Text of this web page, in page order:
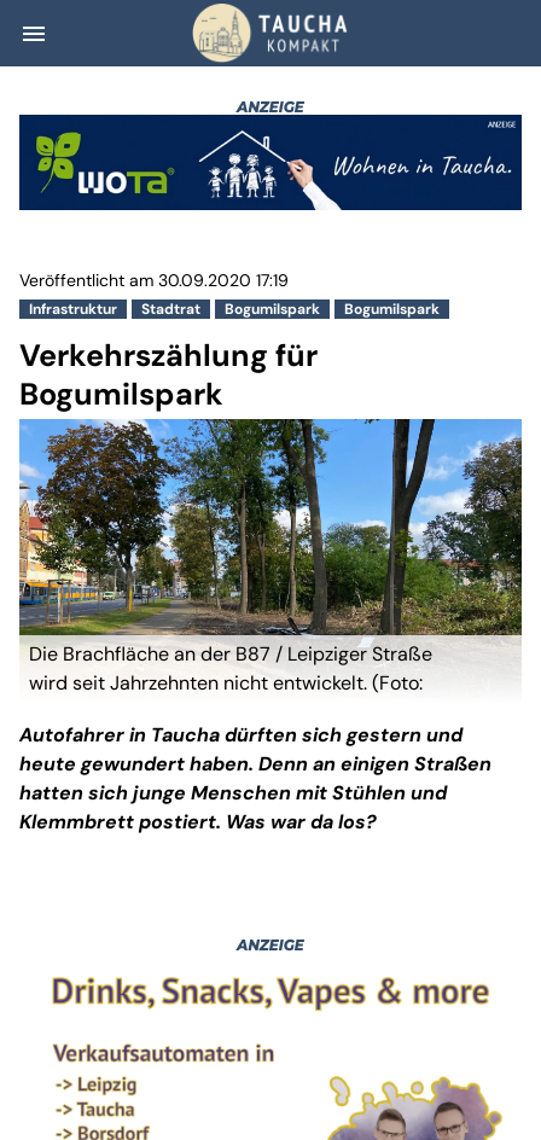
menu
Infrastruktur Stadtrat Bogumilspark Bogumilspark
Veröffentlicht am 30.09.2020 17:19
Verkehrszählung für
Bogumilspark
Die Brachfläche an der B87 / Leipziger Straße
wird seit Jahrzehnten nicht entwickelt. (Foto:
Autofahrer in Taucha dürften sich gestern und
heute gewundert haben. Denn an einigen Straßen
hatten sich junge Menschen mit Stühlen und
Klemmbrett postiert. Was war da los?